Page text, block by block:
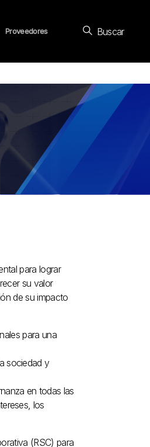
Proveedores Buscar
para lograr
su valor
de su impacto
para una
sociedad y
en todas las
los
(RSC) para